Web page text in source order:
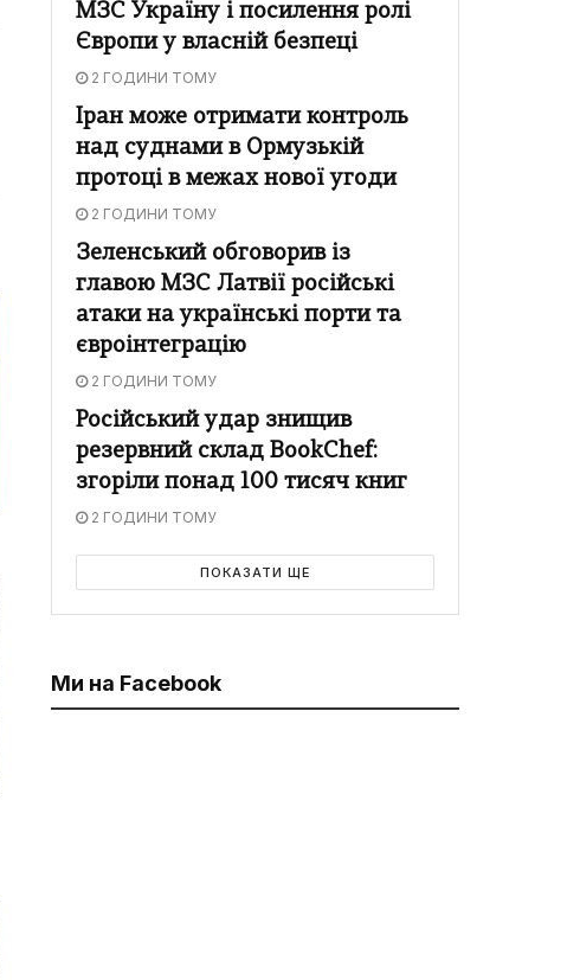
МЗС Україну і посилення ролі
Європи у власній безпеці
2 ГОДИНИ ТОМУ
Іран може отримати контроль
над суднами в Ормузькій
протоці в межах нової угоди
2 ГОДИНИ ТОМУ
Зеленський обговорив із
главою МЗС Латвії російські
атаки на українські порти та
євроінтеграцію
2 ГОДИНИ ТОМУ
Російський удар знищив
резервний склад BookChef:
згоріли понад 100 тисяч книг
2 ГОДИНИ ТОМУ
ПОКАЗАТИ ЩЕ
Ми на Facebook